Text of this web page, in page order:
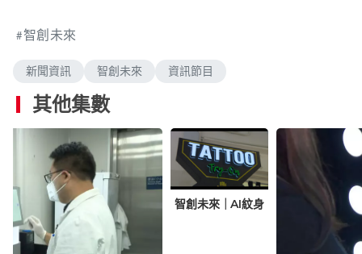
智創未來
新聞資訊 智創未來 資訊節目
其他集數
智創未來｜AI紋身